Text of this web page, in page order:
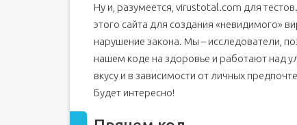
Ну и, разумеется, virustotal.com для
этого сайта для создания «невидимого»
нарушение закона. Мы – исследователи,
нашем коде на здоровье и работают над
вкусу и в зависимости от личных
Будет интересно!